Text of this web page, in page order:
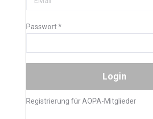
Passwort*
Registrierung für AOPA-Mitglieder